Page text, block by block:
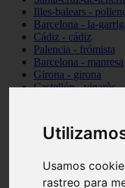
Usamos
rastreo para
Illes-balears -
Barcelona - la-
Cádiz - cádiz
Palencia - frómista
Barcelona - manresa
Girona - girona
Castellón - vinaròs
Málaga - nerja
Girona - blanes
Málaga - marbella